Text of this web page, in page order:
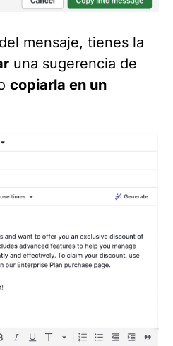
mensaje, tienes la
una sugerencia de
copiarla en un